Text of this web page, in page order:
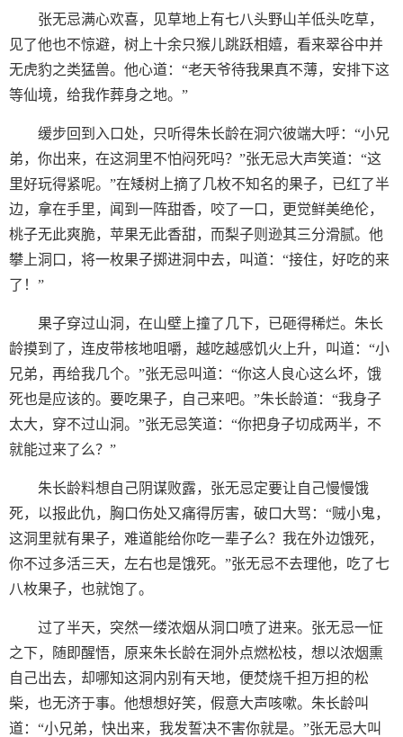
张无忌满心欢喜，见草地上有七八头野山羊低头吃草，
见了他也不惊避，树上十余只猴儿跳跃相嬉，看来翠谷中并
无虎豹之类猛兽。他心道：“老天爷待我果真不薄，安排下这
等仙境，给我作葬身之地。”
缓步回到入口处，只听得朱长龄在洞穴彼端大呼：“小兄
弟，你出来，在这洞里不怕闷死吗？”张无忌大声笑道：“这
里好玩得紧呢。”在矮树上摘了几枚不知名的果子，已红了半
边，拿在手里，闻到一阵甜香，咬了一口，更觉鲜美绝伦，
桃子无此爽脆，苹果无此香甜，而梨子则逊其三分滑腻。他
攀上洞口，将一枚果子掷进洞中去，叫道：“接住，好吃的来
了！”
果子穿过山洞，在山壁上撞了几下，已砸得稀烂。朱长
龄摸到了，连皮带核地咀嚼，越吃越感饥火上升，叫道：“小
兄弟，再给我几个。”张无忌叫道：“你这人良心这么坏，饿
死也是应该的。要吃果子，自己来吧。”朱长龄道：“我身子
太大，穿不过山洞。”张无忌笑道：“你把身子切成两半，不
就能过来了么？”
朱长龄料想自己阴谋败露，张无忌定要让自己慢慢饿
死，以报此仇，胸口伤处又痛得厉害，破口大骂：“贼小鬼，
这洞里就有果子，难道能给你吃一辈子么？我在外边饿死，
你不过多活三天，左右也是饿死。”张无忌不去理他，吃了七
八枚果子，也就饱了。
过了半天，突然一缕浓烟从洞口喷了进来。张无忌一怔
之下，随即醒悟，原来朱长龄在洞外点燃松枝，想以浓烟熏
自己出去，却哪知这洞内别有天地，便焚烧千担万担的松
柴，也无济于事。他想想好笑，假意大声咳嗽。朱长龄叫
道：“小兄弟，快出来，我发誓决不害你就是。”张无忌大叫